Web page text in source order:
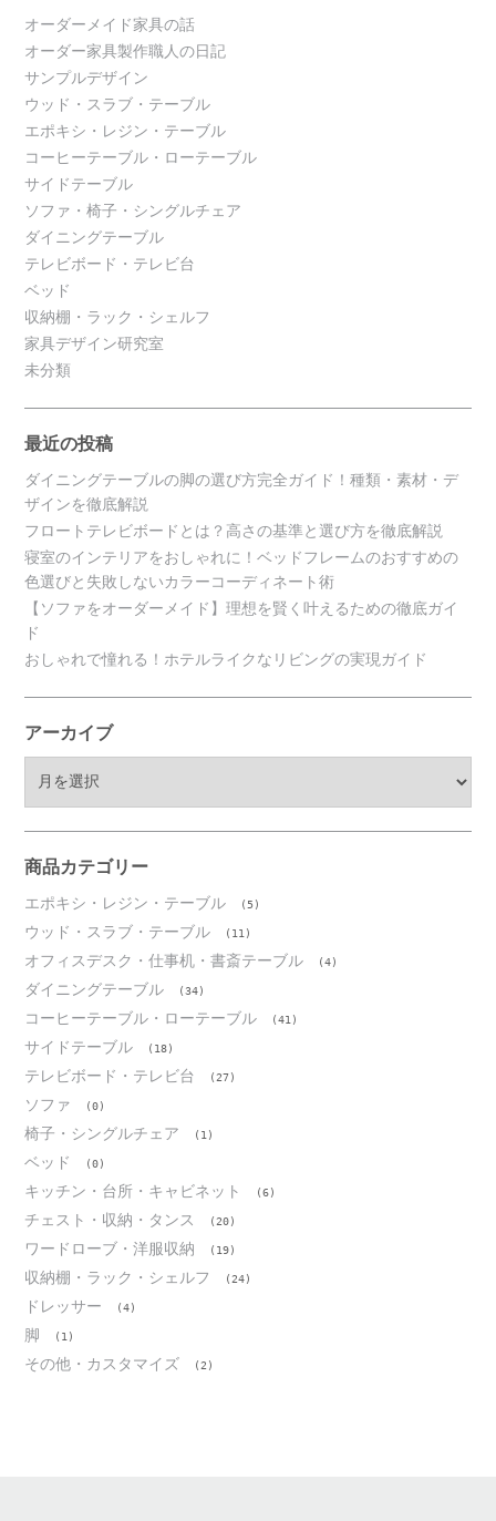
オーダーメイド家具の話
オーダー家具製作職人の日記
サンプルデザイン
ウッド・スラブ・テーブル
エポキシ・レジン・テーブル
コーヒーテーブル・ローテーブル
サイドテーブル
ソファ・椅子・シングルチェア
ダイニングテーブル
テレビボード・テレビ台
ベッド
収納棚・ラック・シェルフ
家具デザイン研究室
未分類
最近の投稿
ダイニングテーブルの脚の選び方完全ガイド！種類・素材・デ
ザインを徹底解説
フロートテレビボードとは？高さの基準と選び方を徹底解説
寝室のインテリアをおしゃれに！ベッドフレームのおすすめの
色選びと失敗しないカラーコーディネート術
【ソファをオーダーメイド】理想を賢く叶えるための徹底ガイ
ド
おしゃれで憧れる！ホテルライクなリビングの実現ガイド
アーカイブ
ブ
商品カテゴリー
エポキシ・レジン・テーブル (5)
ウッド・スラブ・テーブル (11)
オフィスデスク・仕事机・書斎テーブル (4)
ダイニングテーブル (34)
コーヒーテーブル・ローテーブル (41)
サイドテーブル (18)
テレビボード・テレビ台 (27)
ソファ (0)
椅子・シングルチェア (1)
ベッド (0)
キッチン・台所・キャビネット (6)
チェスト・収納・タンス (20)
ワードローブ・洋服収納 (19)
収納棚・ラック・シェルフ (24)
ドレッサー (4)
脚 (1)
その他・カスタマイズ (2)